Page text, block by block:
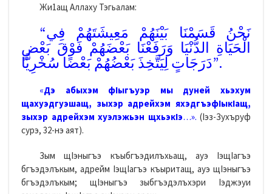
Жи1ащ Аллаху Тэгьалам:
“نَحْنُ قَسَمْنَا بَيْنَهُمْ مَعِيشَتَهُمْ فِي
الْحَيَاةِ الدُّنْيَا وَرَفَعْنَا بَعْضَهُمْ فَوْقَ بَعْضٍ
دَرَجَاتٍ لِيَتَّخِذَ بَعْضُهُمْ بَعْضًا سُخْرِيًّا”.
«Дэ абыхэм фIыгъуэр мы дуней хьэхум
щахуэдгуэшащ, зыхэр адрейхэм яхэдгъэфIыкIащ,
зыхэр адрейхэм хуэлэжьэн щхьэкIэ…». (Iэз-Зухъруф
сурэ, 32-нэ аят).
Зым щIэныгъэ къыбгъэдилъхьащ, ауэ IэщIагъэ
бгъэдэлъкым, адрейм IэщIагъэ къыритащ, ауэ щIэныгъэ
бгъэдэлъкым; щIэныгъэ зыбгъэдэлъхэри Iэджэуи